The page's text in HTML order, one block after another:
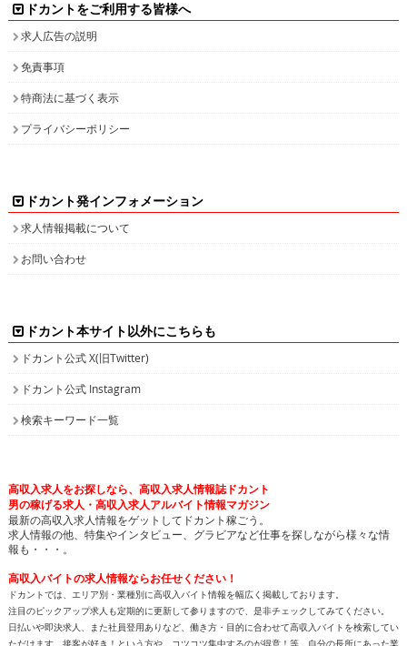
ドカントをご利用する皆様へ
求人広告の説明
免責事項
特商法に基づく表示
プライバシーポリシー
ドカント発インフォメーション
求人情報掲載について
お問い合わせ
ドカント本サイト以外にこちらも
ドカント公式 X(旧Twitter)
ドカント公式 Instagram
検索キーワード一覧
高収入求人をお探しなら、高収入求人情報誌ドカント
男の稼げる求人・高収入求人アルバイト情報マガジン
最新の高収入求人情報をゲットしてドカント稼ごう。
求人情報の他、特集やインタビュー、グラビアなど仕事を探しながら様々な情
報も・・・。
高収入バイトの求人情報ならお任せください！
ドカントでは、エリア別・業種別に高収入バイト情報を幅広く掲載しております。
注目のピックアップ求人も定期的に更新して参りますので、是非チェックしてみてください。
日払いや即決求人、また社員登用ありなど、働き方・目的に合わせて高収入バイトを検索してい